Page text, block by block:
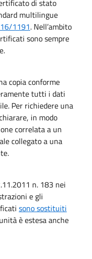
di stato
multilingue
1191. Nell’ambito
sono sempre
copia conforme
tutti i dati
Per richiedere una
in modo
correlata a un
collegato a una
n. 183 nei
e gli
sono sostituiti
è estesa anche